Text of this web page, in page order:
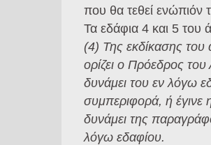
που θα τεθεί ενώπιόν
Τα εδάφια 4 και 5
(4) Της εκδίκασης του
ορίζει ο Πρόεδρος του
δυνάμει του εν λόγω
συμπεριφορά, ή έγινε
δυνάμει της
λόγω εδαφίου.